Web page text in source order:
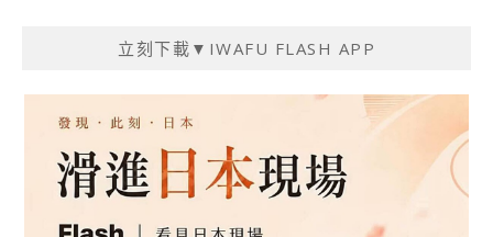
立刻下載▼IWAFU FLASH APP